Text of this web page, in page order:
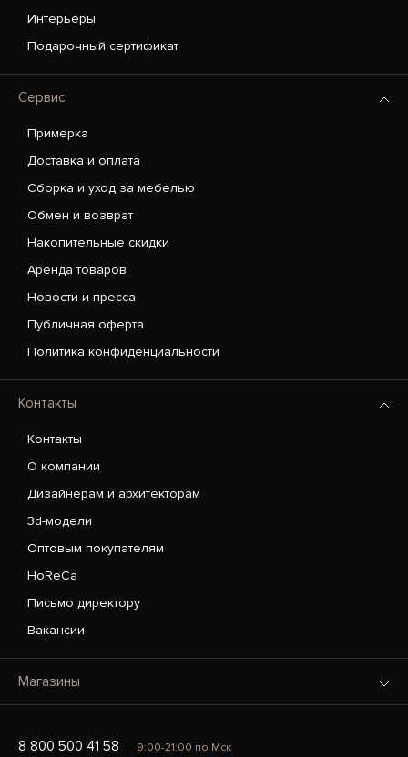
Интерьеры
Подарочный сертификат
Сервис
Примерка
Доставка и оплата
Сборка и уход за мебелью
Обмен и возврат
Накопительные скидки
Аренда товаров
Новости и пресса
Публичная оферта
Политика конфиденциальности
Контакты
Контакты
О компании
Дизайнерам и архитекторам
3d-модели
Оптовым покупателям
HoReCa
Письмо директору
Вакансии
Магазины
8 800 500 41 58 9:00-21:00 по Мск